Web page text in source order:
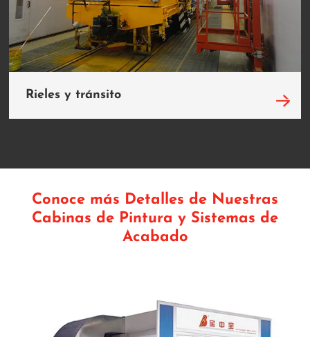
Rieles y tránsito
Conoce más Detalles de Nuestras
Cabinas de Pintura y Sistemas de
Acabado